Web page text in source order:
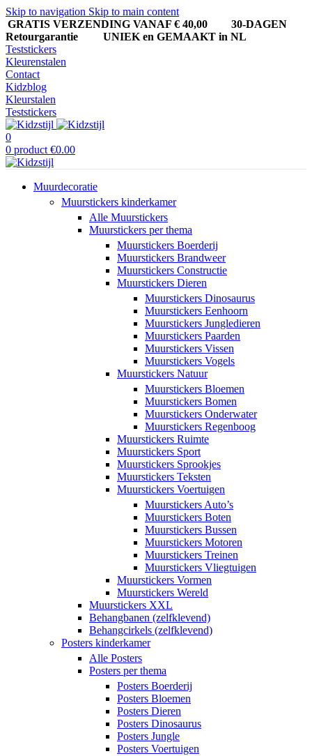
Skip to navigation Skip to main content
GRATIS VERZENDING VANAF € 40,00
30-DAGEN
Retourgarantie UNIEK en GEMAAKT in NL
Teststickers
Kleurenstalen
Contact
Kidzblog
Kleurstalen
Teststickers
0
0 product €0.00
Muurdecoratie
Muurstickers kinderkamer
Alle Muurstickers
Muurstickers per thema
Muurstickers Boerderij
Muurstickers Brandweer
Muurstickers Constructie
Muurstickers Dieren
Muurstickers Dinosaurus
Muurstickers Eenhoorn
Muurstickers Jungledieren
Muurstickers Paarden
Muurstickers Vissen
Muurstickers Vogels
Muurstickers Natuur
Muurstickers Bloemen
Muurstickers Bomen
Muurstickers Onderwater
Muurstickers Regenboog
Muurstickers Ruimte
Muurstickers Sport
Muurstickers Sprookjes
Muurstickers Teksten
Muurstickers Voertuigen
Muurstickers Auto’s
Muurstickers Boten
Muurstickers Bussen
Muurstickers Motoren
Muurstickers Treinen
Muurstickers Vliegtuigen
Muurstickers Vormen
Muurstickers Wereld
Muurstickers XXL
Behangbanen (zelfklevend)
Behangcirkels (zelfklevend)
Posters kinderkamer
Alle Posters
Posters per thema
Posters Boerderij
Posters Bloemen
Posters Dieren
Posters Dinosaurus
Posters Jungle
Posters Voertuigen